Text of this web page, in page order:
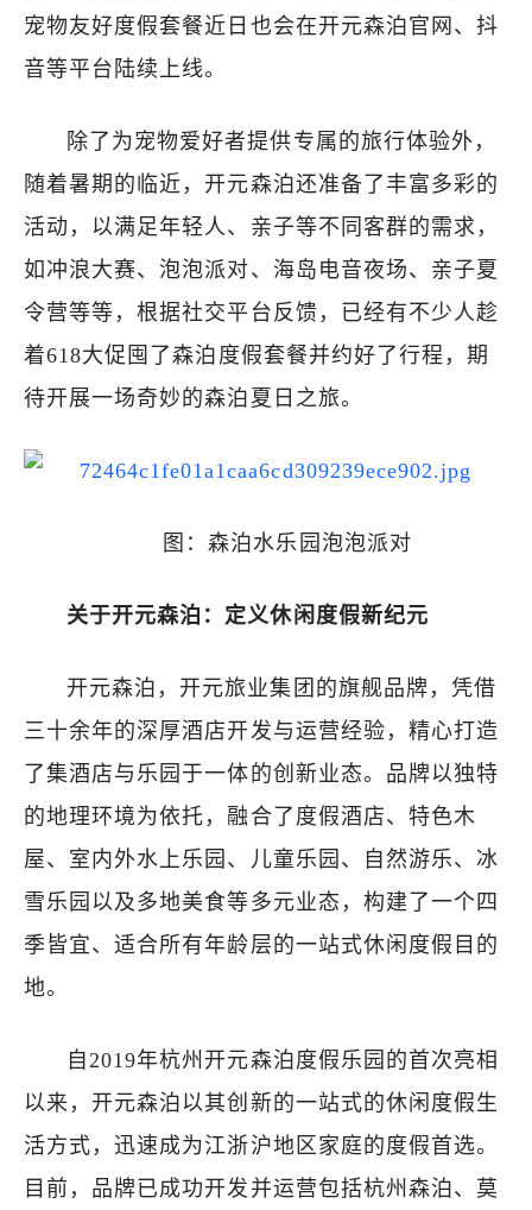
宠物友好度假套餐近日也会在开元森泊官网、抖
音等平台陆续上线。
除了为宠物爱好者提供专属的旅行体验外，
随着暑期的临近，开元森泊还准备了丰富多彩的
活动，以满足年轻人、亲子等不同客群的需求，
如冲浪大赛、泡泡派对、海岛电音夜场、亲子夏
令营等等，根据社交平台反馈，已经有不少人趁
着618大促囤了森泊度假套餐并约好了行程，期
待开展一场奇妙的森泊夏日之旅。
图：森泊水乐园泡泡派对
关于开元森泊：定义休闲度假新纪元
开元森泊，开元旅业集团的旗舰品牌，凭借
三十余年的深厚酒店开发与运营经验，精心打造
了集酒店与乐园于一体的创新业态。品牌以独特
的地理环境为依托，融合了度假酒店、特色木
屋、室内外水上乐园、儿童乐园、自然游乐、冰
雪乐园以及多地美食等多元业态，构建了一个四
季皆宜、适合所有年龄层的一站式休闲度假目的
地。
自2019年杭州开元森泊度假乐园的首次亮相
以来，开元森泊以其创新的一站式的休闲度假生
活方式，迅速成为江浙沪地区家庭的度假首选。
目前，品牌已成功开发并运营包括杭州森泊、莫